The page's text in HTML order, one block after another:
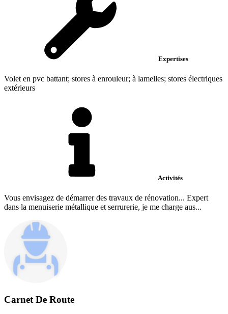
Expertises
Volet en pvc battant; stores à enrouleur; à lamelles; stores électriques
extérieurs
Activités
Vous envisagez de démarrer des travaux de rénovation... Expert
dans la menuiserie métallique et serrurerie, je me charge aus...
Carnet De Route